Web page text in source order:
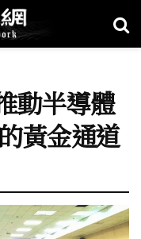
動半導體
黃金通道